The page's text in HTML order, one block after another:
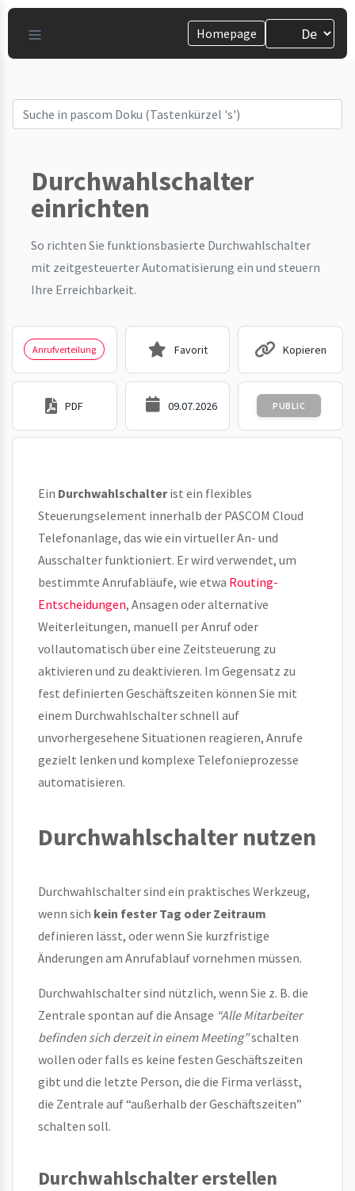
Homepage
Durchwahlschalter
einrichten
So richten Sie funktionsbasierte Durchwahlschalter
mit zeitgesteuerter Automatisierung ein und steuern
Ihre Erreichbarkeit.
Anrufverteilung Favorit Kopieren
PDF 09.07.2026 PUBLIC
Ein Durchwahlschalterist ein flexibles
Steuerungselement innerhalb der PASCOM Cloud
Telefonanlage, das wie ein virtueller An- und
Ausschalter funktioniert. Er wird verwendet, um
bestimmte Anrufabläufe, wie etwa Routing-
Entscheidungen, Ansagen oder alternative
Weiterleitungen, manuell per Anruf oder
vollautomatisch über eine Zeitsteuerung zu
aktivieren und zu deaktivieren. Im Gegensatz zu
fest definierten Geschäftszeiten können Sie mit
einem Durchwahlschalter schnell auf
unvorhergesehene Situationen reagieren, Anrufe
gezielt lenken und komplexe Telefonieprozesse
automatisieren.
Durchwahlschalter nutzen
Durchwahlschalter sind ein praktisches Werkzeug,
wenn sich kein fester Tag oder Zeitraum
definieren lässt, oder wenn Sie kurzfristige
Änderungen am Anrufablauf vornehmen müssen.
Durchwahlschalter sind nützlich, wenn Sie z. B. die
Zentrale spontan auf die Ansage “Alle Mitarbeiter
befinden sich derzeit in einem Meeting”schalten
wollen oder falls es keine festen Geschäftszeiten
gibt und die letzte Person, die die Firma verlässt,
die Zentrale auf “außerhalb der Geschäftszeiten”
schalten soll.
Durchwahlschalter erstellen